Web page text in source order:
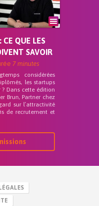
QUE LES
SAVOIR
7 minutes
considérées
les startups
Dans cette édition
Brun, Partner chez
sur l’attractivité
de recrutement et